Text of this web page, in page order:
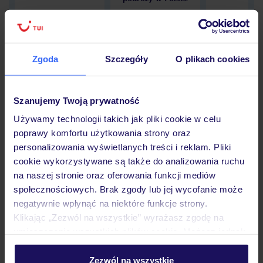
Zgoda Szczegóły O plikach cookies
Szanujemy Twoją prywatność
Używamy technologii takich jak pliki cookie w celu
poprawy komfortu użytkowania strony oraz
personalizowania wyświetlanych treści i reklam. Pliki
cookie wykorzystywane są także do analizowania ruchu
na naszej stronie oraz oferowania funkcji mediów
społecznościowych. Brak zgody lub jej wycofanie może
negatywnie wpłynąć na niektóre funkcje strony.
Klikając „Zezwól na wszystkie” wyrażasz zgodę na
personalizować swój wybór wchodząc w zakładkę
Zezwól na wszystkie
Hotel
Opinie
Pokoje
Wyżywienie
Atrakcje